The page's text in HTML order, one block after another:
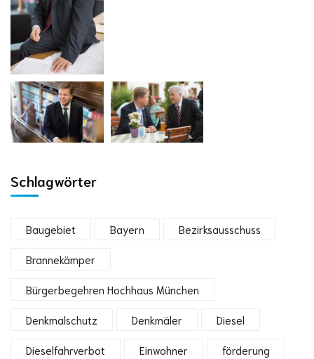
Schlagwörter
Baugebiet Bayern Bezirksausschuss
Brannekämper
Bürgerbegehren Hochhaus München
Denkmalschutz Denkmäler Diesel
Dieselfahrverbot Einwohner förderung